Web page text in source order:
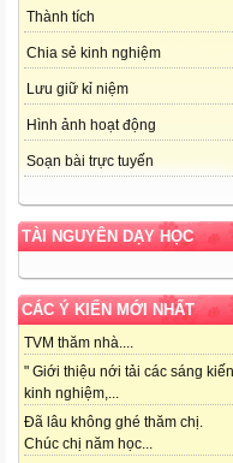
Thành tích
Chia sẻ kinh nghiệm
Lưu giữ kỉ niệm
Hình ảnh hoạt động
Soạn bài trực tuyến
TÀI NGUYÊN DẠY HỌC
CÁC Ý KIẾN MỚI NHẤT
TVM thăm nhà....
" Giới thiệu nới tải các sáng kiến
kinh nghiệm,...
Đã lâu không ghé thăm chị.
Chúc chị năm học...